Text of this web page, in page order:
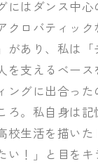
にはダンス中心
クロバティッ
があり、私は「
を支えるベース
ングに出合っ
ろ。私自身は
校生活を描い
い！」と目をキ